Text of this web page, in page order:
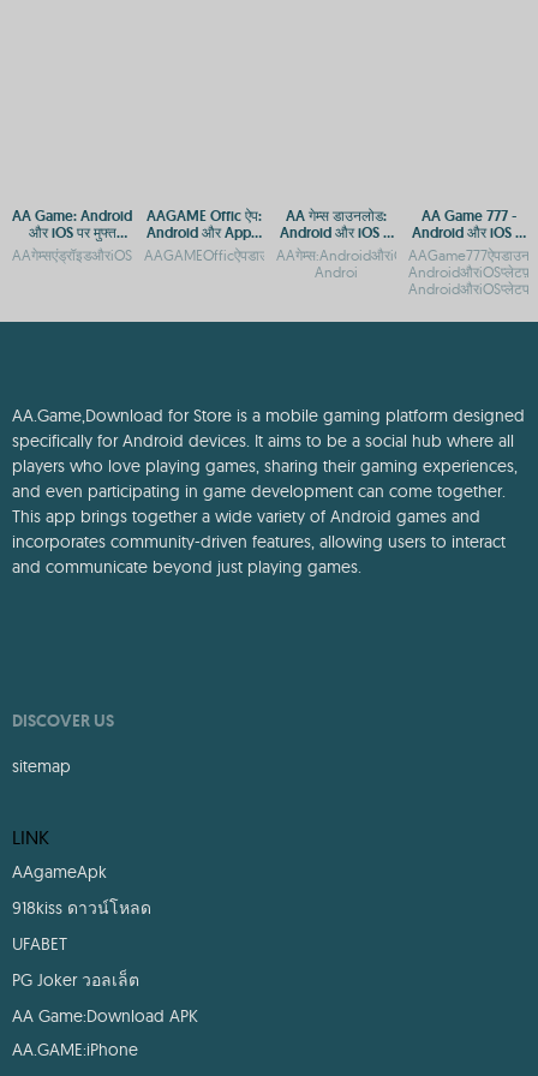
AA Game: Android
और iOS पर मुफ्त
डाउनलोड और एक्सेस
गाइड
AAगेम्सएंड्रॉइडऔरiOSपरमुफ्तमेंडाउनलोडकरेंAAगेम्स:AndroidऔरiOSपरमुफ्तगेमिंगकाआनंदAAगेम्स:
AAGAME Offic ऐप:
Android और Apple
डिवाइस के लिए
डाउनलोड गाइड
AA गेम्स डाउनलोड:
Android और iOS के
लिए मुफ्त गेमिंग ऐप
Androi
AA Game 777 -
Android और iOS के
लिए ऑफिशियल APP
डाउनलोड गाइड
AA.Game,Download for Store is a mobile gaming platform designed
specifically for Android devices. It aims to be a social hub where all
players who love playing games, sharing their gaming experiences,
and even participating in game development can come together.
This app brings together a wide variety of Android games and
DISCOVER US
LINK
AAgameApk
918kiss ดาวน์โหลด
UFABET
PG Joker วอลเล็ต